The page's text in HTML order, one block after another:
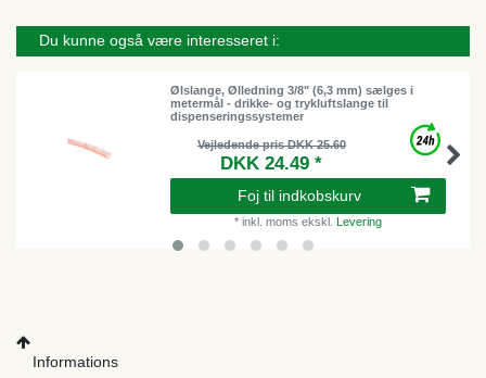
Du kunne også være interesseret i:
Ølslange, Ølledning 3/8" (6,3 mm) sælges i
metermål - drikke- og trykluftslange til
dispenseringssystemer
Vejledende pris DKK 25.60
DKK 24.49 *
Foj til indkobskurv
* inkl. moms ekskl. Levering
Informations